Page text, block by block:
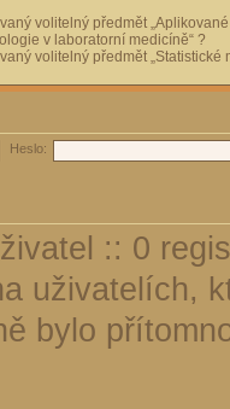
volitelný předmět „Aplikované
v laboratorní medicíně“ ?
volitelný předmět „Statistické
Heslo:
:: 0
uživatelích,
bylo